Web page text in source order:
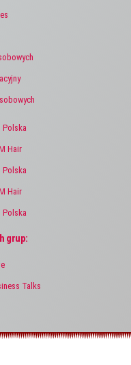
Polska
Hair
Polska
Hair
Polska
grup:
Talks